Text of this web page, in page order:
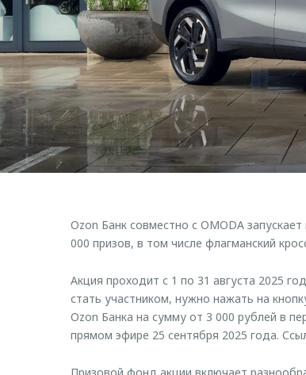
Ozon Банк совместно с OMODA
000 призов, в том числе флагманский
Акция проходит с 1 по 31 августа 2025
стать участником, нужно нажать на
Ozon Банка на сумму от 3 000 рублей в
прямом эфире 25 сентября 2025 года.